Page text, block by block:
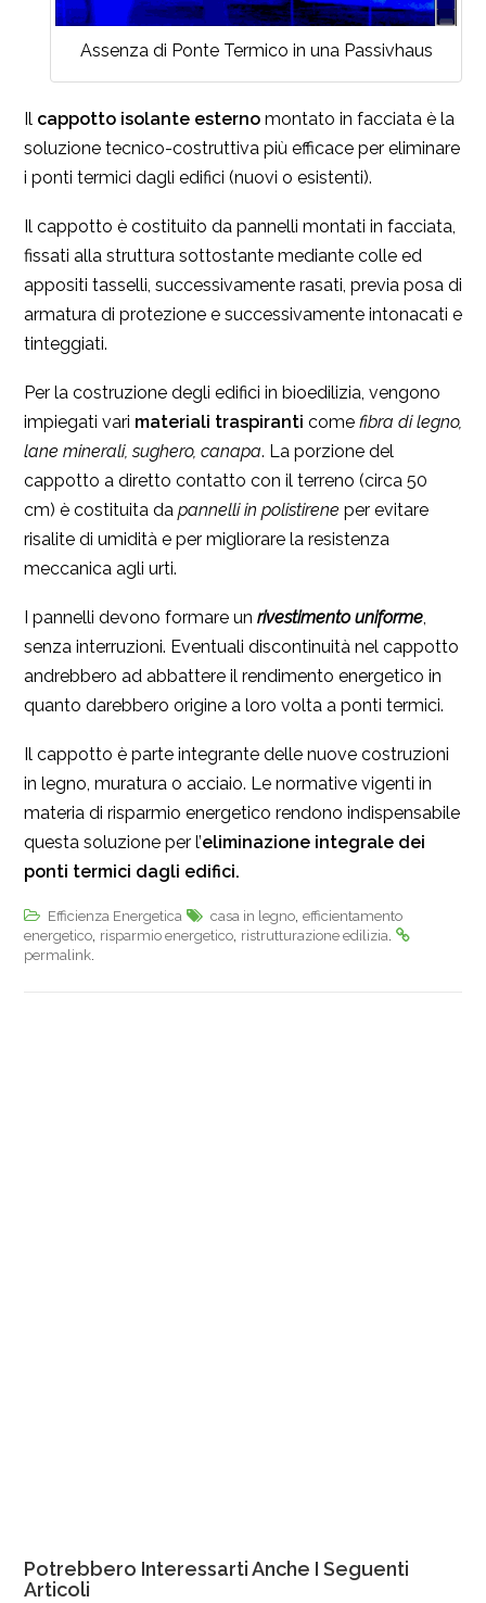
Assenza di Ponte Termico in una Passivhaus
Il cappotto isolante esterno montato in facciata è la
soluzione tecnico-costruttiva più efficace per eliminare
i ponti termici dagli edifici (nuovi o esistenti).
Il cappotto è costituito da pannelli montati in facciata,
fissati alla struttura sottostante mediante colle ed
appositi tasselli, successivamente rasati, previa posa di
armatura di protezione e successivamente intonacati e
tinteggiati.
Per la costruzione degli edifici in bioedilizia, vengono
impiegati vari materiali traspiranti come fibra di legno,
lane minerali, sughero, canapa. La porzione del
cappotto a diretto contatto con il terreno (circa 50
cm) è costituita da pannelli in polistirene per evitare
risalite di umidità e per migliorare la resistenza
meccanica agli urti.
I pannelli devono formare un rivestimento uniforme,
senza interruzioni. Eventuali discontinuità nel cappotto
andrebbero ad abbattere il rendimento energetico in
quanto darebbero origine a loro volta a ponti termici.
Il cappotto è parte integrante delle nuove costruzioni
in legno, muratura o acciaio. Le normative vigenti in
materia di risparmio energetico rendono indispensabile
questa soluzione per l’eliminazione integrale dei
ponti termici dagli edifici.
Efficienza Energetica casa in legno, efficientamento
energetico, risparmio energetico, ristrutturazione edilizia.
permalink.
Potrebbero Interessarti Anche I Seguenti
Articoli